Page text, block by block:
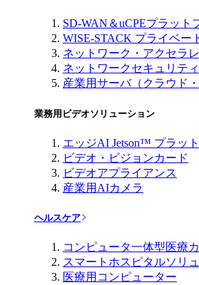
SD-WAN＆uCPEプラット
WISE-STACK プライベー
ネットワーク・アクセラ
ネットワークセキュリテ
産業用サーバ（クラウド・
業務用ビデオソリューション
エッジAI Jetson™ プラッ
ビデオ・ビジョンカード
ビデオアプライアンス
産業用AIカメラ
ヘルスケア
コンピュータ一体型医療
スマートホスピタルソリ
医療用コンピューター